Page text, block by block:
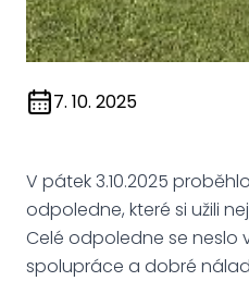
7. 10. 2025
V pátek 3.10.2025
odpoledne, které si užili
Celé odpoledne se neslo
spolupráce a dobré